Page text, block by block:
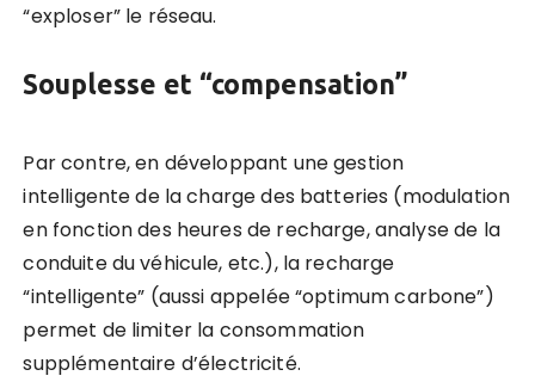
“exploser” le réseau.
Souplesse et “compensation”
Par contre, en développant une gestion
intelligente de la charge des batteries (modulation
en fonction des heures de recharge, analyse de la
conduite du véhicule, etc.), la recharge
“intelligente” (aussi appelée “optimum carbone”)
permet de limiter la consommation
supplémentaire d’électricité.